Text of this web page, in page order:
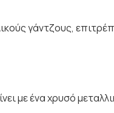
γάντζους,
με ένα χρυσό